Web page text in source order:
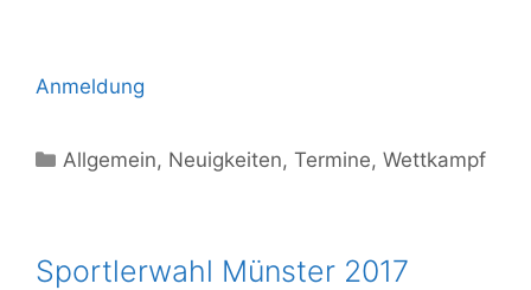
Anmeldung
Allgemein, Neuigkeiten,Termine,Wettkampf
Sportlerwahl Münster 2017